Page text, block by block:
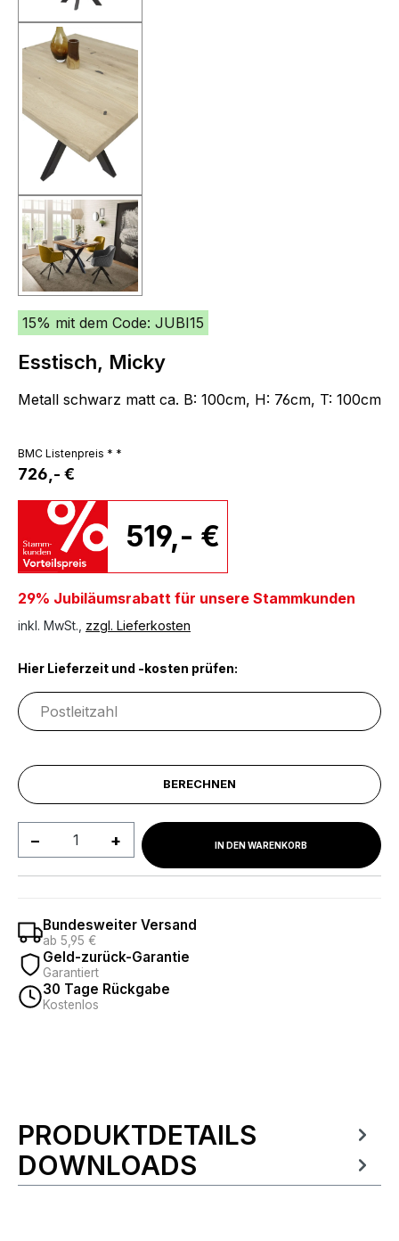
15% mit dem Code: JUBI15
Esstisch, Micky
Metall schwarz matt ca. B: 100cm, H: 76cm, T: 100cm
BMC Listenpreis * *
726,- €
519,- €
29% Jubiläumsrabatt für unsere Stammkunden
inkl. MwSt., zzgl. Lieferkosten
Hier Lieferzeit und -kosten prüfen:
BERECHNEN
Produkt Anzahl: Gib denIN DEN WARENKORB
Bundesweiter Versand
ab 5,95 €
Geld-zurück-Garantie
Garantiert
30 Tage Rückgabe
Kostenlos
Produktinformationen
PRODUKTDETAILS
DOWNLOADS